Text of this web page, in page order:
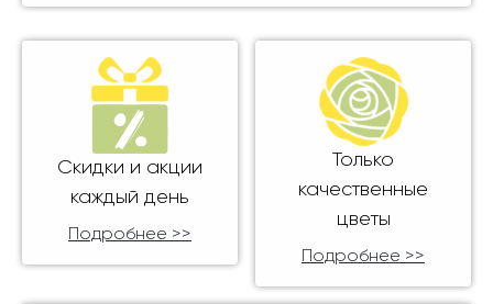
Скидки и акции
каждый день
Подробнее >>
Только
качественные
цветы
Подробнее >>